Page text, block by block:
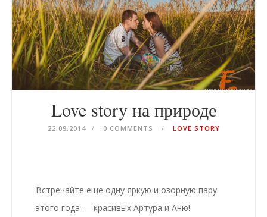
Love story на природе
22.09.2014 0 COMMENTS LOVE STORY
Встречайте еще одну яркую и озорную пару
этого года — красивых Артура и Аню!